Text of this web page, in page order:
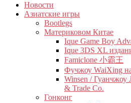
Новости
Азиатские игры
Bootlegs
Материковом Китае
Ique Game Boy
Ique 3DS XL
Famiclone 小霸王
Фучжоу WaiXing
Winsen /
& Trade Co.
Гонконг